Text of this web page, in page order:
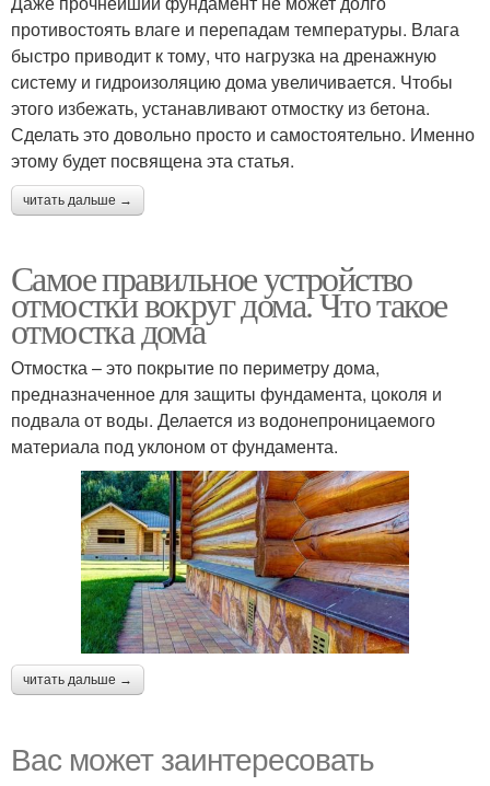
противостоять влаге и перепадам температуры. Влага
быстро приводит к тому, что нагрузка на дренажную
систему и гидроизоляцию дома увеличивается. Чтобы
этого избежать, устанавливают отмостку из бетона.
Сделать это довольно просто и самостоятельно. Именно
этому будет посвящена эта статья.
читать дальше →
Самое правильное устройство
отмостки вокруг дома. Что такое
отмостка дома
Отмостка – это покрытие по периметру дома,
предназначенное для защиты фундамента, цоколя и
подвала от воды. Делается из водонепроницаемого
материала под уклоном от фундамента.
читать дальше →
Вас может заинтересовать